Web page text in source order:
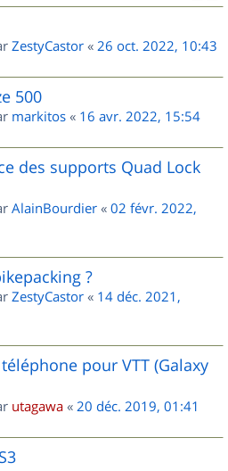
ZestyCastor « 26 oct. 2022, 10:43
500
markitos « 16 avr. 2022, 15:54
des supports Quad Lock
AlainBourdier « 02 févr. 2022,
?
ZestyCastor « 14 déc. 2021,
pour VTT (Galaxy
utagawa « 20 déc. 2019, 01:41